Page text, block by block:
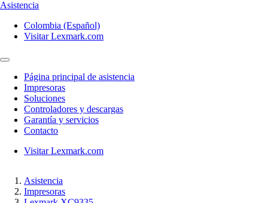
Asistencia
Colombia (Español)
Visitar Lexmark.com
Página principal de asistencia
Impresoras
Soluciones
Controladores y descargas
Garantía y servicios
Contacto
Visitar Lexmark.com
Asistencia
Impresoras